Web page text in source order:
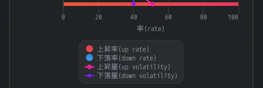
率(rate)
上昇率(up rate)
下落率(down rate)
上昇量(up volatility)
下落量(down volatility)
0 20 40 60 80 100